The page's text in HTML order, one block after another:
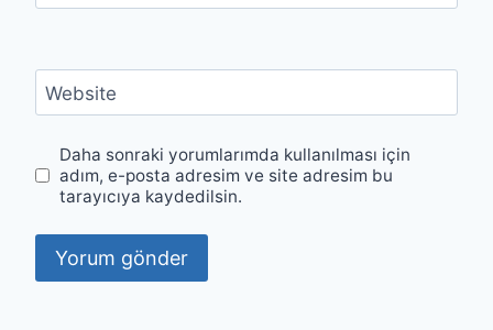
Website
Daha sonraki yorumlarımda kullanılması için
adım, e-posta adresim ve site adresim bu
tarayıcıya kaydedilsin.